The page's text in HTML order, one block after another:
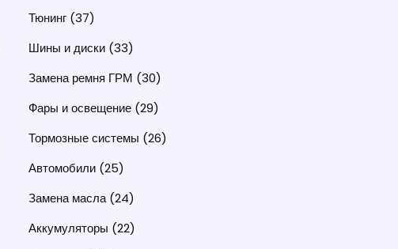
Тюнинг (37)
Шины и диски (33)
Замена ремня ГРМ (30)
Фары и освещение (29)
Тормозные системы (26)
Автомобили (25)
Замена масла(24)
Аккумуляторы (22)